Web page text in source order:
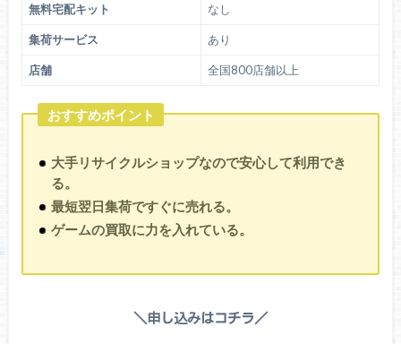
無料宅配キット なし
集荷サービス あり
店舗 全国800店舗以上
おすすめポイント
大手リサイクルショップなので安心して利用でき
る。
最短翌日集荷ですぐに売れる。
ゲームの買取に力を入れている。
＼申し込みはコチラ／